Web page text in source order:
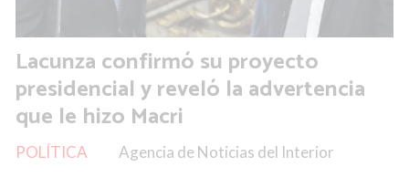
Lacunza confirmó su proyecto
presidencial y reveló la advertencia
que le hizo Macri
Agencia de Noticias del Interior
POLÍTICA